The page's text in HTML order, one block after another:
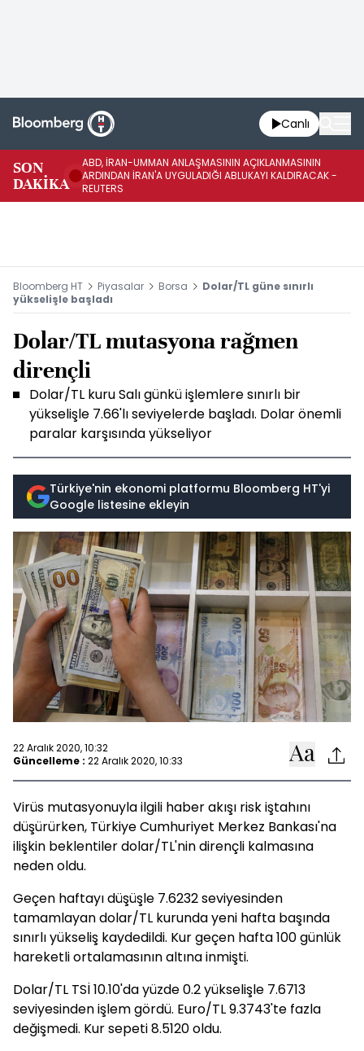
Canlı
SON
DAKİKA
ABD, İRAN-UMMAN ANLAŞMASININ AÇIKLANMASININ
ARDINDAN İRAN'A UYGULADIĞI ABLUKAYI KALDIRACAK -
REUTERS
Bloomberg HT Piyasalar Borsa
Dolar/TL güne sınırlı
yükselişle başladı
Dolar/TL mutasyona rağmen
dirençli
Dolar/TL kuru Salı günkü işlemlere sınırlı bir
yükselişle 7.66'lı seviyelerde başladı. Dolar önemli
paralar karşısında yükseliyor
Türkiye'nin ekonomi platformu Bloomberg HT'yi
Google listesine ekleyin
22 Aralık 2020, 10:32
Güncelleme : 22 Aralık 2020, 10:33
Virüs mutasyonuyla ilgili haber akışı risk iştahını
düşürürken, Türkiye Cumhuriyet Merkez Bankası'na
ilişkin beklentiler dolar/TL'nin dirençli kalmasına
neden oldu.
Geçen haftayı düşüşle 7.6232 seviyesinden
tamamlayan dolar/TL kurunda yeni hafta başında
sınırlı yükseliş kaydedildi. Kur geçen hafta 100 günlük
hareketli ortalamasının altına inmişti.
Dolar/TL TSİ 10.10'da yüzde 0.2 yükselişle 7.6713
seviyesinden işlem gördü. Euro/TL 9.3743'te fazla
değişmedi. Kur sepeti 8.5120 oldu.